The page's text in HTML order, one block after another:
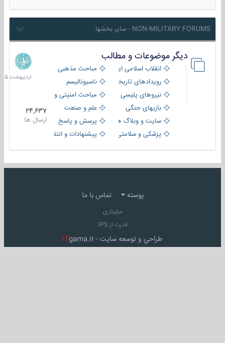
NON-MILITARY FORUMS - سایر بخشها
دیگر موضوعات و مطالب
انقلاب اسلامی ایران
مباحث مذهبی
رویدادهای تاریخی و مذهبیناسیونالیسم
نیروهای پلیسی
مباحث امنیتی و اطلاعاتی
بازیهای جنگی
علم و صنعت
سایت و وبلاگ ها
پرسش و پاسخ
پزشکی و سلامتی
پیشنهادات و انتقادات
24,637
ارسال ها
8
1405
پوسته تماس با ما
میلیتاری
قدرت از IPS
طراحي و توسعه سايت - iTgama.ir